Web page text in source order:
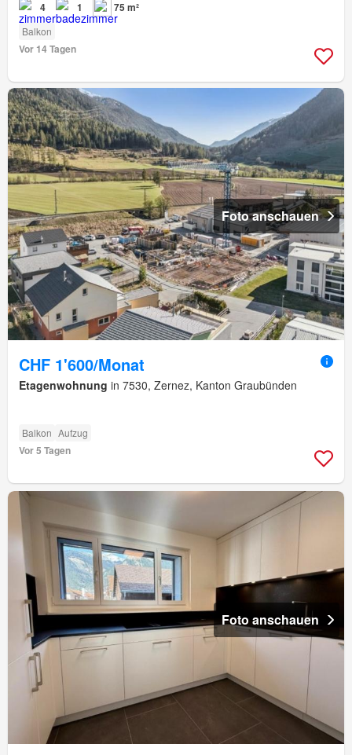
4 1 75 m²
Balkon
Vor 14 Tagen
Foto anschauen
CHF 1'600/Monat
Etagenwohnung in 7530, Zernez, Kanton Graubünden
Balkon Aufzug
Vor 5 Tagen
Foto anschauen